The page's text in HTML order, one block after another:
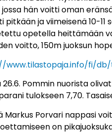
hän voitti oman
pitkään ja viimeisenä 10-
opetella heittämään
voitto, 150m juoksun
www.tilastopaja.info/fi/db/
26.6. Pommin nuorista
tulokseen 7,70.
Porvari nappasi
on